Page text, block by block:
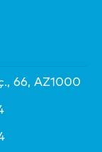
66, AZ1000